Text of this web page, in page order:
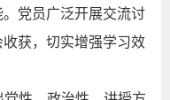
党员广泛开展交流讨
获，切实增强学习效